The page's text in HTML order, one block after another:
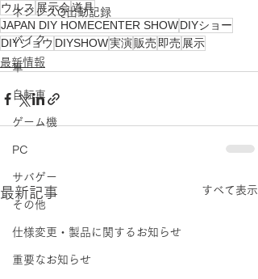
ネジレスQ出動記録
バイク
車
自転車
ゲーム機
PC
サバゲー
その他
仕様変更・製品に関するお知らせ
重要なお知らせ
ウルス 展示会道具
JAPAN DIY HOMECENTER SHOWDIYショー
DIYショウ DIYSHOW実演販売 即売 展示
最新情報
最新記事 すべて表示